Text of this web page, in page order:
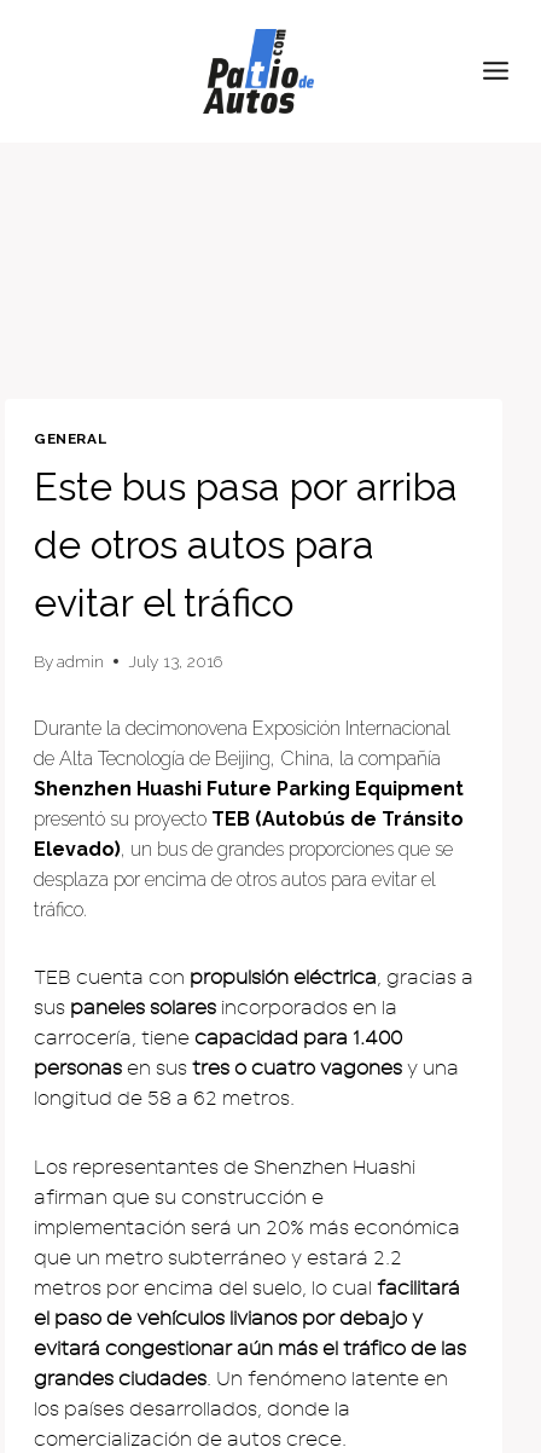
GENERAL
Este bus pasa por arriba
de otros autos para
evitar el tráfico
Byadmin July 13, 2016
Durante la decimonovena Exposición Internacional
de Alta Tecnología de Beijing, China, la compañía
Shenzhen Huashi Future Parking Equipment
presentó su proyecto TEB (Autobús de Tránsito
Elevado), un bus de grandes proporciones que se
desplaza por encima de otros autos para evitar el
tráfico.
TEB cuenta con propulsión eléctrica, gracias a
sus paneles solares incorporados en la
carrocería, tiene capacidad para 1.400
personas en sus tres o cuatro vagones y una
longitud de 58 a 62 metros.
Los representantes de Shenzhen Huashi
afirman que su construcción e
implementación será un 20% más económica
que un metro subterráneo y estará 2.2
metros por encima del suelo, lo cual facilitará
el paso de vehículos livianos por debajo y
evitará congestionar aún más el tráfico de las
grandes ciudades. Un fenómeno latente en
los países desarrollados, donde la
comercialización de autos crece.